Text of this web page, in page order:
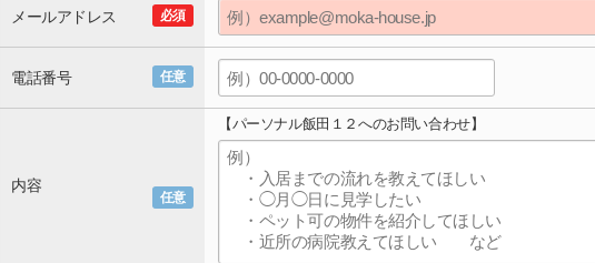
必須
メールアドレス
任意
電話番号
任意
内容
【パーソナル飯田１２へのお問い合わせ】